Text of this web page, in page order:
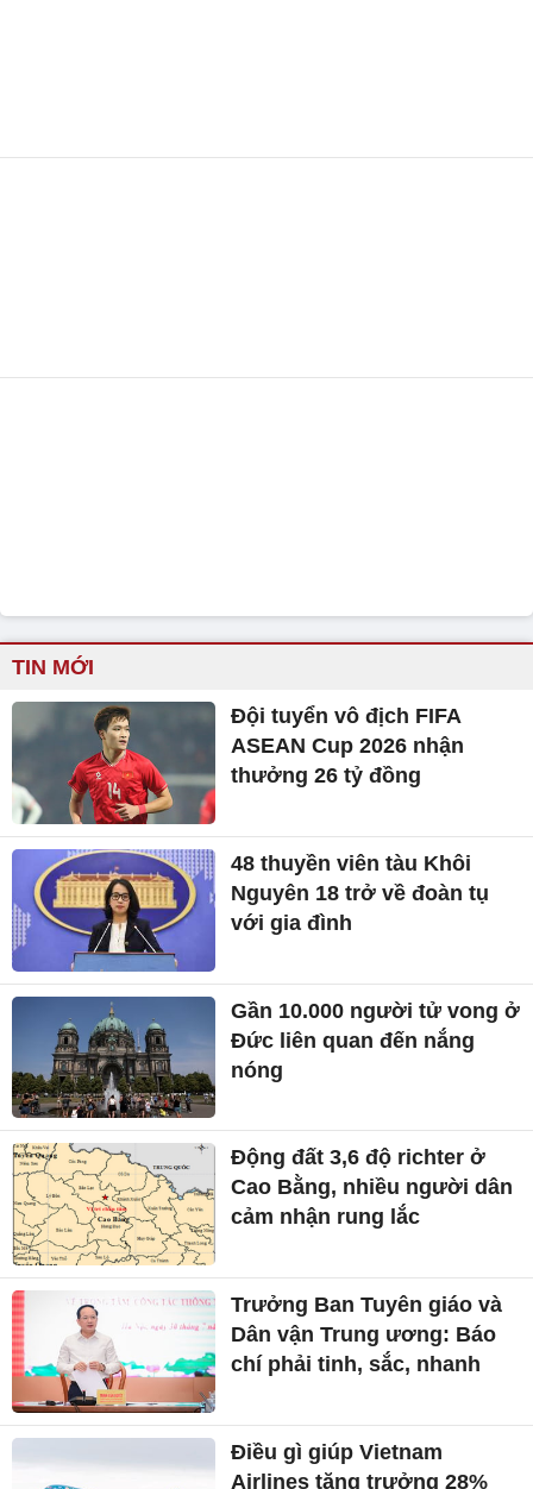
TIN MỚI
Đội tuyển vô địch FIFA
ASEAN Cup 2026 nhận
thưởng 26 tỷ đồng
48 thuyền viên tàu Khôi
Nguyên 18 trở về đoàn tụ
với gia đình
Gần 10.000 người tử vong ở
Đức liên quan đến nắng
nóng
Động đất 3,6 độ richter ở
Cao Bằng, nhiều người dân
cảm nhận rung lắc
Trưởng Ban Tuyên giáo và
Dân vận Trung ương: Báo
chí phải tinh, sắc, nhanh
Điều gì giúp Vietnam
Airlines tăng trưởng 28%